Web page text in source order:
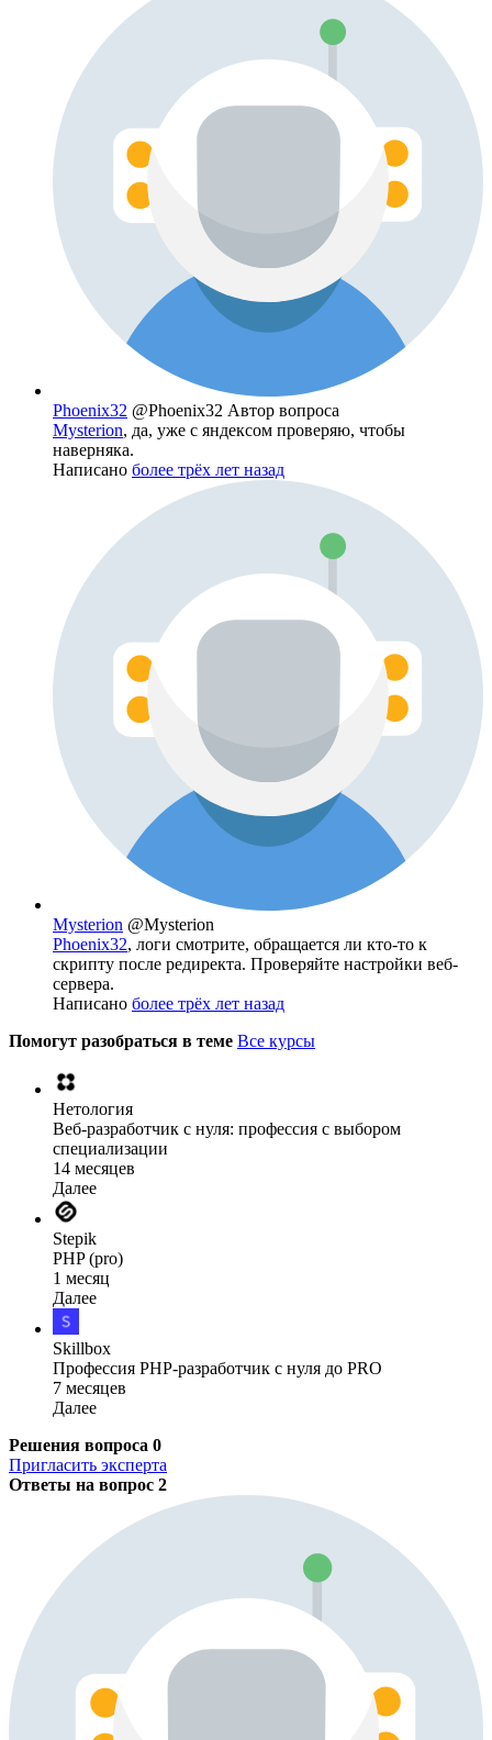
Phoenix32 @Phoenix32 Автор вопроса
Mysterion, да, уже с яндексом проверяю, чтобы
наверняка.
Написано более трёх лет назад
Mysterion @Mysterion
Phoenix32, логи смотрите, обращается ли кто-то к
скрипту после редиректа. Проверяйте настройки веб-
сервера.
Написано более трёх лет назад
Помогут разобраться в теме Все курсы
Нетология
Веб-разработчик с нуля: профессия с выбором
специализации
14 месяцев
Далее
Stepik
PHP (pro)
1 месяц
Далее
Skillbox
Профессия PHP-разработчик с нуля до PRO
7 месяцев
Далее
Решения вопроса 0
Пригласить эксперта
Ответы на вопрос 2